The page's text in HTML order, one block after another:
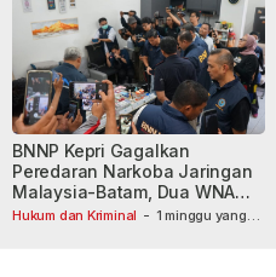
Hukum dan Kriminal - 1 minggu yang
BNNP Kepri Gagalkan
Peredaran Narkoba Jaringan
Malaysia-Batam, Dua WNA
Masih Diburu